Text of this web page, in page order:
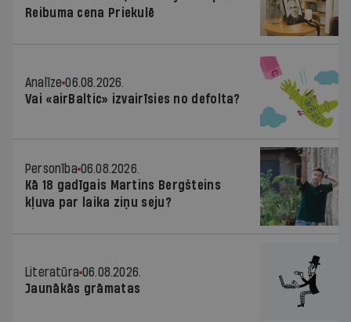
Reibuma cena Priekulē
Analīze 06.08.2026.
Vai «airBaltic» izvairīsies no defolta?
Personība 06.08.2026.
Kā 18 gadīgais Martins Bergšteins
kļuva par laika ziņu seju?
Literatūra 06.08.2026.
Jaunākās grāmatas